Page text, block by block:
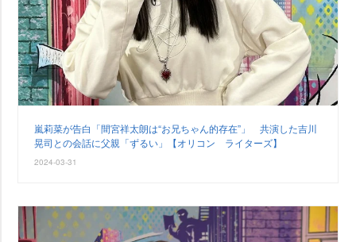
嵐莉菜が告白「間宮祥太朗は“お兄ちゃん的存在”」 共演した吉川
晃司との会話に父親「ずるい」【オリコン ライターズ】
2024-03-31